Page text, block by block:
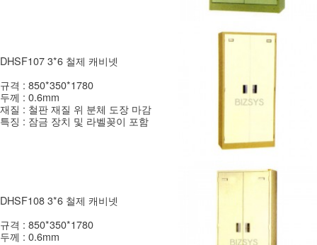
DHSF107 3*6 철제 캐비넷
규격 : 850*350*1780
두께 : 0.6mm
재질 : 철판 재질 위 분체 도장 마감
특징 : 잠금 장치 및 라벨꽂이 포함
DHSF108 3*6 철제 캐비넷
규격 : 850*350*1780
두께 : 0.6mm